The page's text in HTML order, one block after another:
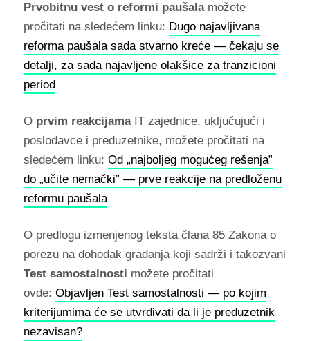
Prvobitnu vest o reformi paušalamožete
pročitati na sledećem linku: Dugo najavljivana
reforma paušala sada stvarno kreće — čekaju se
detalji, za sada najavljene olakšice za tranzicioni
period
O prvim reakcijamaIT zajednice, uključujući i
poslodavce i preduzetnike, možete pročitati na
sledećem linku: Od „najboljeg mogućeg rešenja”
do „učite nemački” — prve reakcije na predloženu
reformu paušala
O predlogu izmenjenog teksta člana 85 Zakona o
porezu na dohodak građanja koji sadrži i takozvani
Test samostalnosti možete pročitati
ovde: Objavljen Test samostalnosti — po kojim
kriterijumima će se utvrđivati da li je preduzetnik
nezavisan?